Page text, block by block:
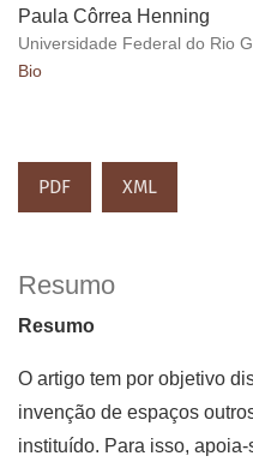
Paula Côrrea Henning
Universidade Federal do Rio
Bio
PDF XML
Resumo
Resumo
O artigo tem por objetivo
invenção de espaços
instituído. Para isso,